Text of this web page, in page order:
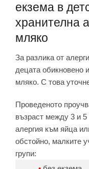
екзема в
хранителна
мляко
За разлика от
децата обикновено
мляко. С това
Проведеното
възраст между 3 и
алергия към яйца
обстойно, малките
групи: